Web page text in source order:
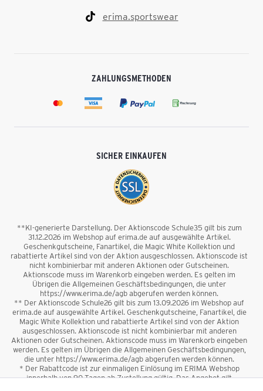
erima.sportswear
ZAHLUNGSMETHODEN
SICHER EINKAUFEN
**KI-generierte Darstellung. Der Aktionscode Schule35 gilt bis zum
31.12.2026 im Webshop auf erima.de auf ausgewählte Artikel.
Geschenkgutscheine, Fanartikel, die Magic White Kollektion und
rabattierte Artikel sind von der Aktion ausgeschlossen. Aktionscode ist
nicht kombinierbar mit anderen Aktionen oder Gutscheinen.
Aktionscode muss im Warenkorb eingeben werden. Es gelten im
Übrigen die Allgemeinen Geschäftsbedingungen, die unter
https://www.erima.de/agb abgerufen werden können.
** Der Aktionscode Schule26 gilt bis zum 13.09.2026 im Webshop auf
erima.de auf ausgewählte Artikel. Geschenkgutscheine, Fanartikel, die
Magic White Kollektion und rabattierte Artikel sind von der Aktion
ausgeschlossen. Aktionscode ist nicht kombinierbar mit anderen
Aktionen oder Gutscheinen. Aktionscode muss im Warenkorb eingeben
werden. Es gelten im Übrigen die Allgemeinen Geschäftsbedingungen,
die unter https://www.erima.de/agb abgerufen werden können.
* Der Rabattcode ist zur einmaligen Einlösung im ERIMA Webshop
innerhalb von 90 Tagen ab Zustellung gültig. Das Angebot gilt